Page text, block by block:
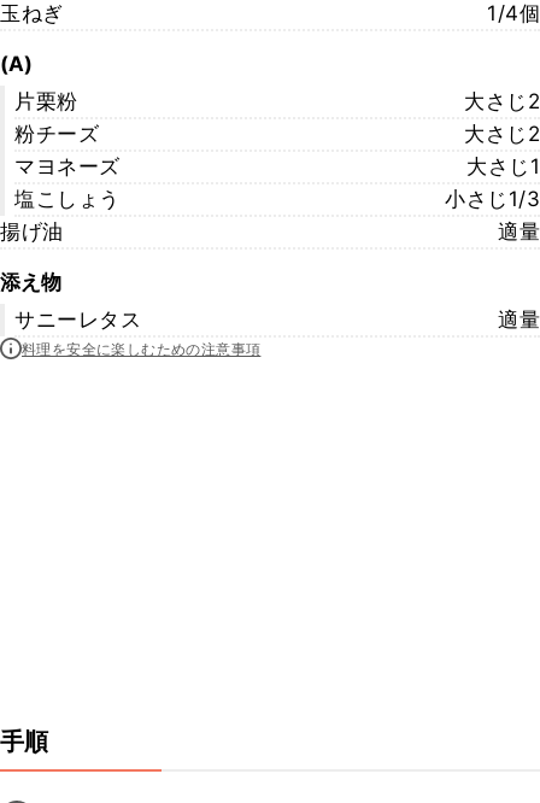
玉ねぎ
1/4個
(A)
片栗粉
大さじ2
粉チーズ
大さじ2
マヨネーズ
大さじ1
塩こしょう
小さじ1/3
揚げ油
適量
添え物
サニーレタス
適量
料理を安全に楽しむための注意事項
手順